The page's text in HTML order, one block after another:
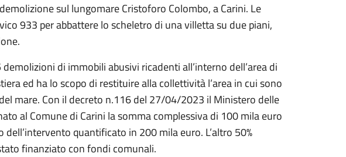
sul lungomare Cristoforo Colombo, a Carini. Le
933 per abbattere lo scheletro di una villetta su due piani,
di immobili abusivi ricadenti all’interno dell’area di
ed ha lo scopo di restituire alla collettività l’area in cui sono
mare. Con il decreto n.116 del 27/04/2023 il Ministero delle
al Comune di Carini la somma complessiva di 100 mila euro
dell’intervento quantificato in 200 mila euro. L’altro 50%
finanziato con fondi comunali.